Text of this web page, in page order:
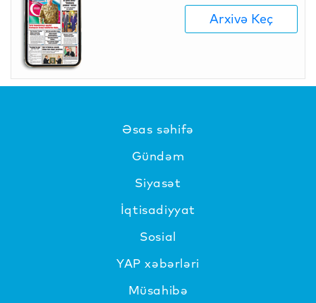
Arxivə Keç
Əsas səhifə
Gündəm
Siyasət
İqtisadiyyat
Sosial
YAP xəbərləri
Müsahibə